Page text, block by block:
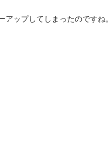
アップしてしまったのですね。